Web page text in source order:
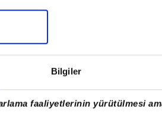
Bilgiler
faaliyetlerinin yürütülmesi
ve rahat bir şekilde
Anlamı
gören kişi,
yaşayacaktır. Ayrıca